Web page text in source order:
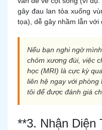
gây đau lan tỏa xuống
tọa), dễ gây nhầm lẫn với
Nếu bạn nghi ngờ
chỏm xương đùi, việc
học (MRI) là cực kỳ
liên hệ ngay với phòng
tôi để được đánh giá
**3. Nhận Diện